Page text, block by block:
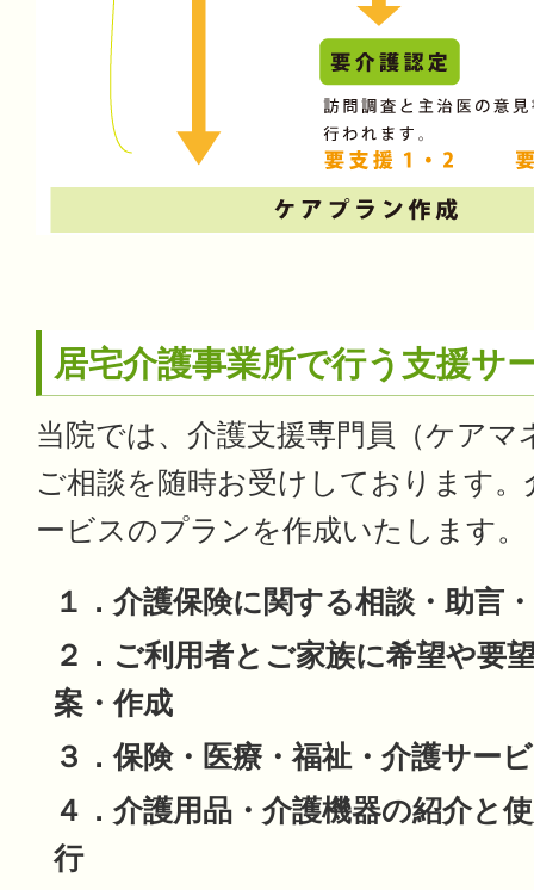
居宅介護事業所で行う支援サ
当院では、介護支援専門員（ケア
ご相談を随時お受けしております
ービスのプランを作成いたします。
１．介護保険に関する相談・助言
２．ご利用者とご家族に希望や要
案・作成
３．保険・医療・福祉・介護サー
４．介護用品・介護機器の紹介と
行